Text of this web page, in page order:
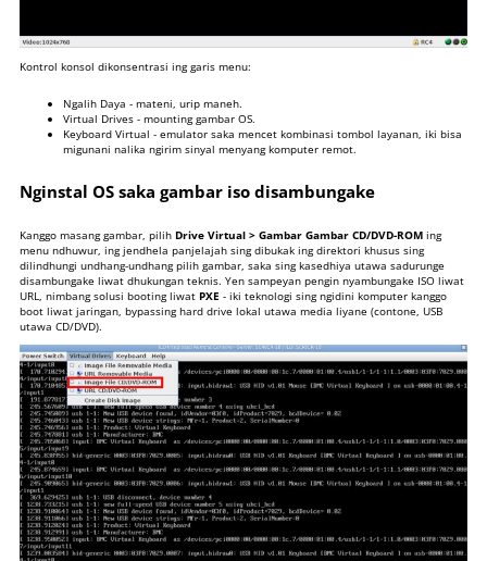
Kontrol konsol dikonsentrasi ing garis menu:
Ngalih Daya - mateni, urip maneh.
Virtual Drives - mounting gambar OS.
Keyboard Virtual - emulator saka mencet kombinasi tombol layanan, iki bisa
migunani nalika ngirim sinyal menyang komputer remot.
Nginstal OS saka gambar iso disambungake
Kanggo masang gambar, pilih Drive Virtual > Gambar Gambar CD/DVD-ROM ing
menu ndhuwur, ing jendhela panjelajah sing dibukak ing direktori khusus sing
dilindhungi undhang-undhang pilih gambar, saka sing kasedhiya utawa sadurunge
disambungake liwat dhukungan teknis. Yen sampeyan pengin nyambungake ISO liwat
URL, nimbang solusi booting liwat PXE - iki teknologi sing ngidini komputer kanggo
boot liwat jaringan, bypassing hard drive lokal utawa media liyane (contone, USB
utawa CD/DVD).